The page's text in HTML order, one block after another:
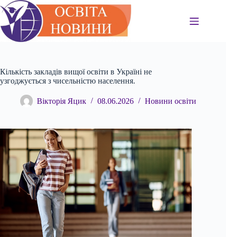
Перейти
до
вмісту
Кількість закладів вищої освіти в Україні не
узгоджується з чисельністю населення.
Вікторія Яцик 08.06.2026 Новини освіти